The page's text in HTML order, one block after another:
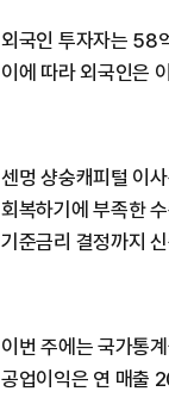
외국인 투자자는 58
이에 따라 외국인은
센멍 샹숭캐피털 이
회복하기에 부족한
기준금리 결정까지
이번 주에는 국가통
공업이익은 연 매출